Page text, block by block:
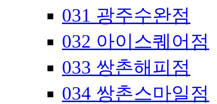
031 광주수완점
032 아이스퀘어점
033 쌍촌해피점
034 쌍촌스마일점